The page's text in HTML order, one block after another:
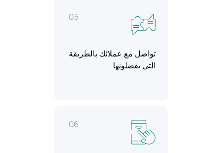
05
تواصل مع عملائك بالطريقة
التي يفضلونها
06